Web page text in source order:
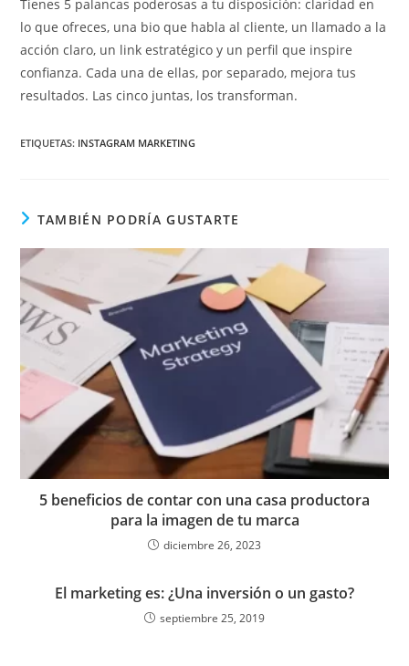
Tienes 5 palancas poderosas a tu disposición: claridad en
lo que ofreces, una bio que habla al cliente, un llamado a la
acción claro, un link estratégico y un perfil que inspire
confianza. Cada una de ellas, por separado, mejora tus
resultados. Las cinco juntas, los transforman.
ETIQUETAS: INSTAGRAM MARKETING
TAMBIÉN PODRÍA GUSTARTE
5 beneficios de contar con una casa productora
para la imagen de tu marca
diciembre 26, 2023
El marketing es: ¿Una inversión o un gasto?
septiembre 25, 2019